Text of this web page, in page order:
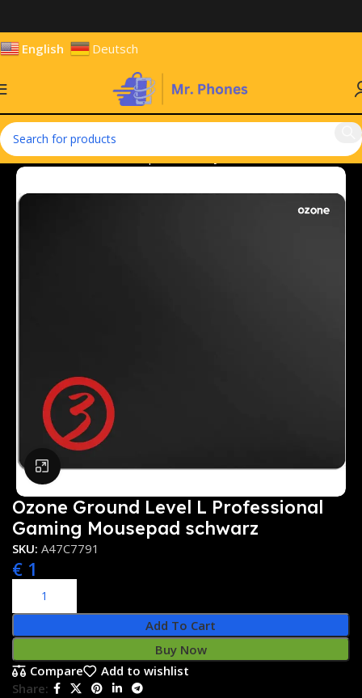
English Deutsch
Home Hardware & Components Keyboards & Mouse
Click to enlarge
Ozone Ground Level L Professional
Gaming Mousepad schwarz
SKU: A47C7791
€ 1
Add To Cart
Buy Now
Compare
Add to wishlist
Share: